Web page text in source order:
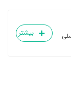
بیشتر